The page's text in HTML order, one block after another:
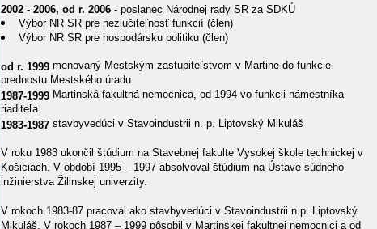
2002 - 2006, od r. 2006 - poslanec Národnej rady SR za SDKÚ
Výbor NR SR pre nezlučiteľnosť funkcií (člen)
Výbor NR SR pre hospodársku politiku (člen)
od r. 1999 menovaný Mestským zastupiteľstvom v Martine do funkcie
prednostu Mestského úradu
1987-1999 Martinská fakultná nemocnica, od 1994 vo funkcii námestníka
riaditeľa
1983-1987 stavbyvedúci v Stavoindustrii n. p. Liptovský Mikuláš
V roku 1983 ukončil štúdium na Stavebnej fakulte Vysokej škole technickej v
Košiciach. V období 1995 – 1997 absolvoval štúdium na Ústave súdneho
inžinierstva Žilinskej univerzity.
V rokoch 1983-87 pracoval ako stavbyvedúci v Stavoindustrii n.p. Liptovský
Mikuláš. V rokoch 1987 – 1999 pôsobil v Martinskej fakultnej nemocnici a od